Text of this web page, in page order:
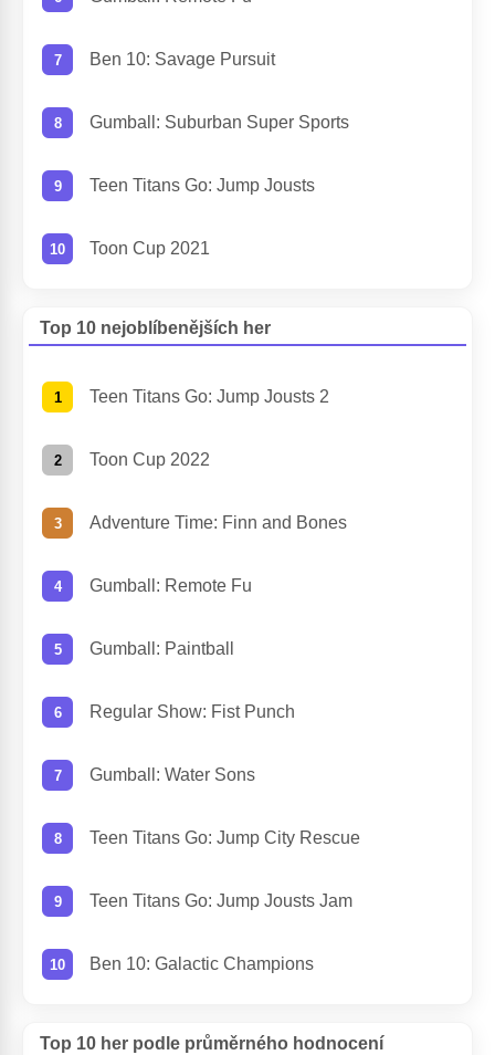
Ben 10: Savage Pursuit
Gumball: Suburban Super Sports
Teen Titans Go: Jump Jousts
Toon Cup 2021
Top 10 nejoblíbenějších her
Teen Titans Go: Jump Jousts 2
Toon Cup 2022
Adventure Time: Finn and Bones
Gumball: Remote Fu
Gumball: Paintball
Regular Show: Fist Punch
Gumball: Water Sons
Teen Titans Go: Jump City Rescue
Teen Titans Go: Jump Jousts Jam
Ben 10: Galactic Champions
Top 10 her podle průměrného hodnocení